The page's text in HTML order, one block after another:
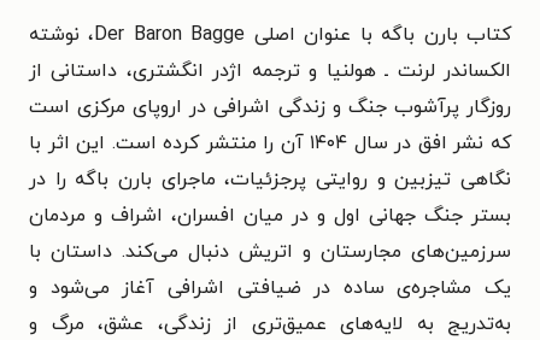
کتاب بارن باگه با عنوان اصلی Der Baron Bagge، نوشته
الکساندر لرنت‌ ـ‌ هولنیا و ترجمه اژدر انگشتری، داستانی از
روزگار پرآشوب جنگ و زندگی اشرافی در اروپای مرکزی است
که نشر افق در سال ۱۴۰۴ آن را منتشر کرده است. این اثر با
نگاهی تیزبین و روایتی پرجزئیات، ماجرای بارن باگه را در
بستر جنگ جهانی اول و در میان افسران، اشراف و مردمان
سرزمین‌های مجارستان و اتریش دنبال می‌کند. داستان با
یک مشاجره‌ی ساده در ضیافتی اشرافی آغاز می‌شود و
به‌تدریج به لایه‌های عمیق‌تری از زندگی، عشق، مرگ و